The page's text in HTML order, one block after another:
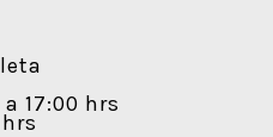
17:00 hrs